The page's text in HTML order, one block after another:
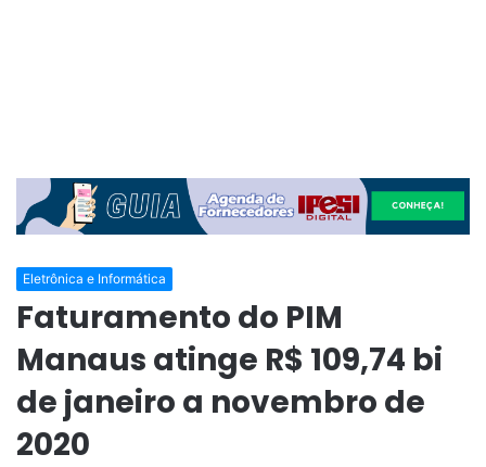
Eletrônica e Informática
Faturamento do PIM
Manaus atinge R$ 109,74 bi
de janeiro a novembro de
2020